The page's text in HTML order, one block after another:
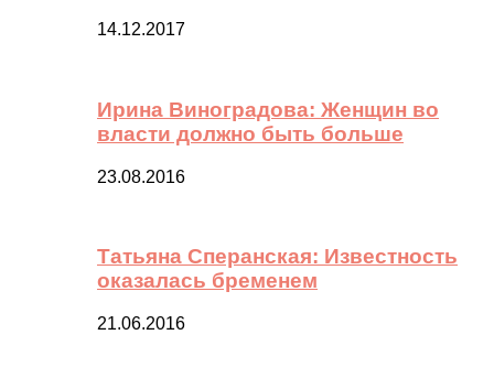
14.12.2017
Ирина Виноградова: Женщин во
власти должно быть больше
23.08.2016
Татьяна Сперанская: Известность
оказалась бременем
21.06.2016